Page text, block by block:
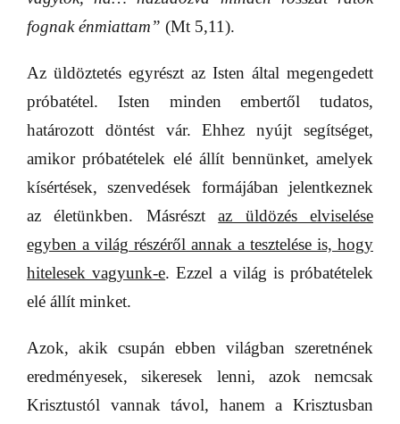
fognak énmiattam” (Mt 5,11).
Az üldöztetés egyrészt az Isten által megengedett
próbatétel. Isten minden embertől tudatos,
határozott döntést vár. Ehhez nyújt segítséget,
amikor próbatételek elé állít bennünket, amelyek
kísértések, szenvedések formájában jelentkeznek
az életünkben. Másrésztaz üldözés elviselése
egyben a világ részéről annak a tesztelése is, hogy
hitelesek vagyunk-e. Ezzel a világ is próbatételek
elé állít minket.
Azok, akik csupán ebben világban szeretnének
eredményesek, sikeresek lenni, azok nemcsak
Krisztustól vannak távol, hanem a Krisztusban